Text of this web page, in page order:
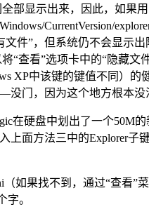
部显示出来，因此，如果
CurrentVersion/
件”，但系统仍不会显
查看”选项卡中的“隐藏文
XP中该键的键值不同）
门，因为这个地方根本没
在硬盘中划出了一个50M
面方法三中的Explorer子
如果找不到，通过“查看
字。